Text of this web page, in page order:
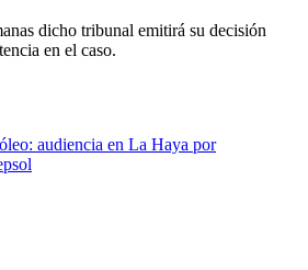
dicho tribunal emitirá su decisión
en el caso.